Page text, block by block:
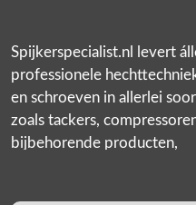
Spijkerspecialist.nl levert
professionele
en schroeven in allerlei
zoals tackers,
bijbehorende producten,